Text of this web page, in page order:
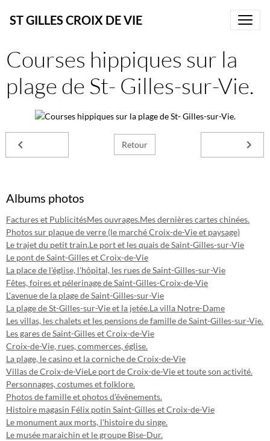
ST GILLES CROIX DE VIE
Courses hippiques sur la
plage de St- Gilles-sur-Vie.
Retour
Albums photos
Factures et PublicitésMes ouvrages.Mes dernières cartes chinées.
Photos sur plaque de verre (le marché Croix-de-Vie et paysage)
Le trajet du petit train.Le port et les quais de Saint-Gilles-sur-Vie
Le pont de Saint-Gilles et Croix-de-Vie
La place de l'église, l'hôpital, les rues de Saint-Gilles-sur-Vie
Fêtes, foires et pélerinage de Saint-Gilles-Croix-de-Vie
L'avenue de la plage de Saint-Gilles-sur-Vie
La plage de St-Gilles-sur-Vie et la jetée.La villa Notre-Dame
Les villas, les chalets et les pensions de famille de Saint-Gilles-sur-Vie.
Les gares de Saint-Gilles et Croix-de-Vie
Croix-de-Vie, rues, commerces, église.
La plage, le casino et la corniche de Croix-de-Vie
Villas de Croix-de-VieLe port de Croix-de-Vie et toute son activité.
Personnages, costumes et folklore.
Photos de famille et photos d'évènements.
Histoire magasin Félix potin Saint-Gilles et Croix-de-Vie
Le monument aux morts, l'histoire du singe.
Le musée maraichin et le groupe Bise-Dur.